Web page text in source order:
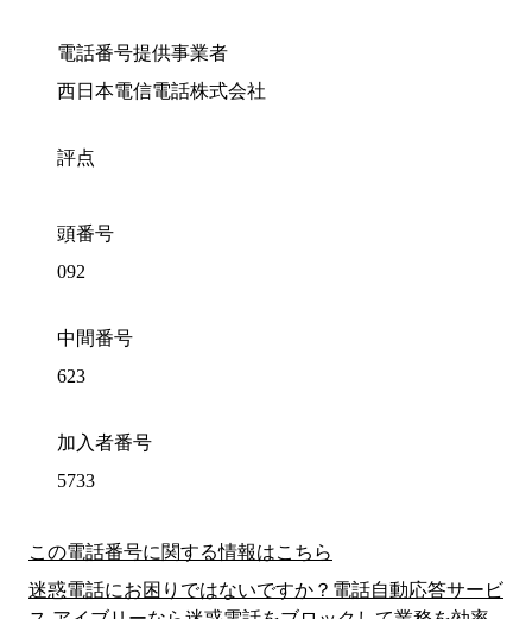
電話番号提供事業者
西日本電信電話株式会社
評点
頭番号
092
中間番号
623
加入者番号
5733
この電話番号に関する情報はこちら
迷惑電話にお困りではないですか？電話自動応答サービ